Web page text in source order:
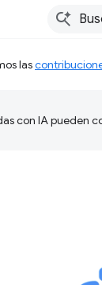
las
con IA pueden